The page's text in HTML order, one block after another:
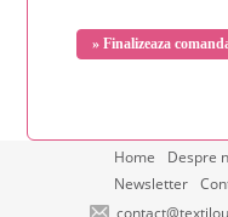
Home Despre
Newsletter